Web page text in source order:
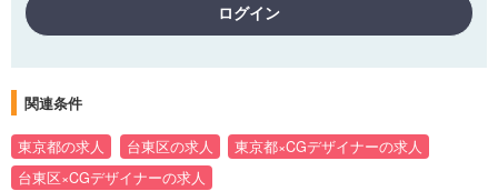
ログイン
関連条件
東京都の求人 台東区の求人
東京都×CGデザイナーの求人
台東区×CGデザイナーの求人